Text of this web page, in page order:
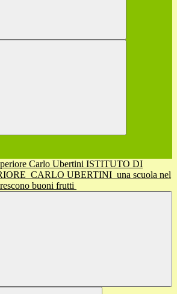
ISTITUTO DI
CARLO UBERTINI una scuola nel
buoni frutti